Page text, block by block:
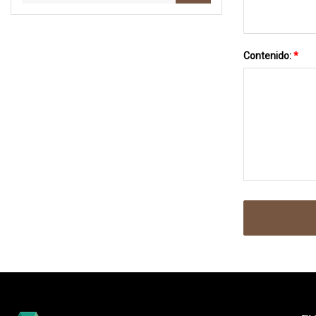
Contenido:*